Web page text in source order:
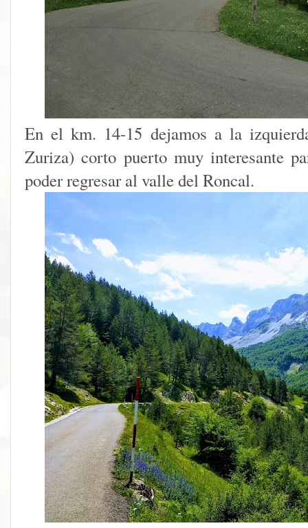
En el km. 14-15 dejamos a la
Zuriza) corto puerto muy interesante
poder regresar al valle del Roncal.